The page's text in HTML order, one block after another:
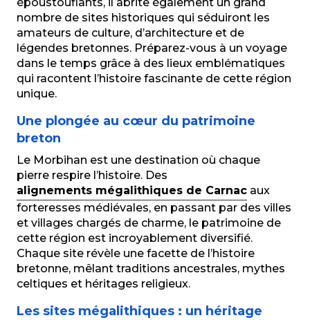
nombre de sites historiques qui séduiront les
amateurs de culture, d’architecture et de
légendes bretonnes. Préparez-vous à un voyage
dans le temps grâce à des lieux emblématiques
qui racontent l’histoire fascinante de cette région
unique.
Une plongée au cœur du patrimoine
breton
Le Morbihan est une destination où chaque
pierre respire l’histoire. Des
alignements mégalithiques de Carnac aux
forteresses médiévales, en passant par des villes
et villages chargés de charme, le patrimoine de
cette région est incroyablement diversifié.
Chaque site révèle une facette de l’histoire
bretonne, mêlant traditions ancestrales, mythes
celtiques et héritages religieux.
Les sites mégalithiques : un héritage